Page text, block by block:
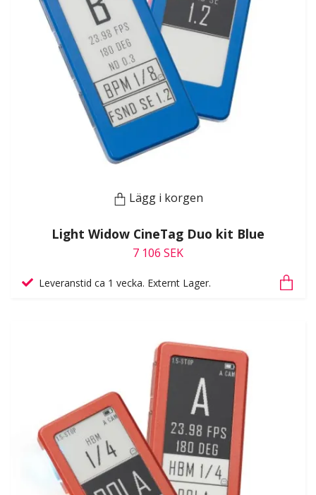
Lägg i korgen
Light Widow CineTag Duo kit Blue
7 106 SEK
Leveranstid ca 1 vecka. Externt Lager.